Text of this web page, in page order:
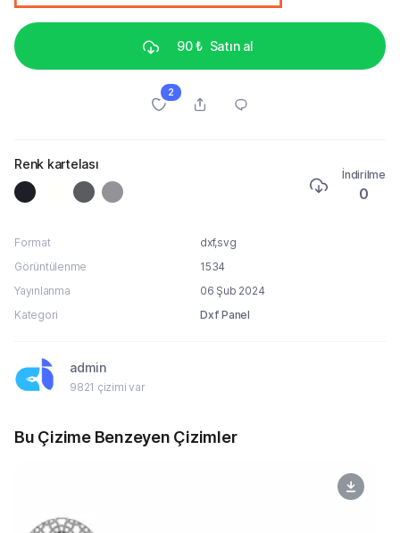
90 ₺ Satın al
2
Renk kartelası
İndirilme
0
Format
dxf,svg
Görüntülenme
1534
Yayınlanma
06 Şub 2024
Kategori
Dxf Panel
admin
9821 çizimi var
Bu Çizime Benzeyen Çizimler